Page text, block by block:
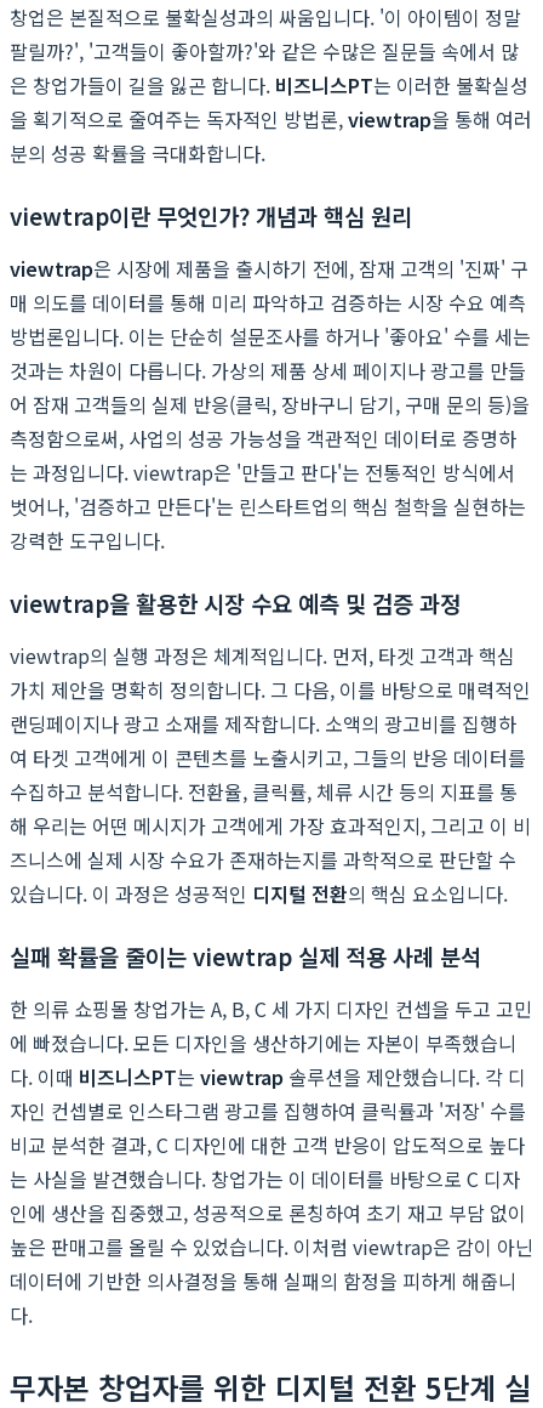
창업은 본질적으로 불확실성과의 싸움입니다. '이 아이템이 정말
팔릴까?', '고객들이 좋아할까?'와 같은 수많은 질문들 속에서 많
은 창업가들이 길을 잃곤 합니다. 비즈니스PT는 이러한 불확실성
을 획기적으로 줄여주는 독자적인 방법론,viewtrap을 통해 여러
분의 성공 확률을 극대화합니다.
viewtrap이란 무엇인가? 개념과 핵심 원리
viewtrap은 시장에 제품을 출시하기 전에, 잠재 고객의 '진짜' 구
매 의도를 데이터를 통해 미리 파악하고 검증하는 시장 수요 예측
방법론입니다. 이는 단순히 설문조사를 하거나 '좋아요' 수를 세는
것과는 차원이 다릅니다. 가상의 제품 상세 페이지나 광고를 만들
어 잠재 고객들의 실제 반응(클릭, 장바구니 담기, 구매 문의 등)을
측정함으로써, 사업의 성공 가능성을 객관적인 데이터로 증명하
는 과정입니다. viewtrap은 '만들고 판다'는 전통적인 방식에서
벗어나, '검증하고 만든다'는 린스타트업의 핵심 철학을 실현하는
강력한 도구입니다.
viewtrap을 활용한 시장 수요 예측 및 검증 과정
viewtrap의 실행 과정은 체계적입니다. 먼저, 타겟 고객과 핵심
가치 제안을 명확히 정의합니다. 그 다음, 이를 바탕으로 매력적인
랜딩페이지나 광고 소재를 제작합니다. 소액의 광고비를 집행하
여 타겟 고객에게 이 콘텐츠를 노출시키고, 그들의 반응 데이터를
수집하고 분석합니다. 전환율, 클릭률, 체류 시간 등의 지표를 통
해 우리는 어떤 메시지가 고객에게 가장 효과적인지, 그리고 이 비
즈니스에 실제 시장 수요가 존재하는지를 과학적으로 판단할 수
있습니다. 이 과정은 성공적인 디지털 전환의 핵심 요소입니다.
실패 확률을 줄이는 viewtrap 실제 적용 사례 분석
한 의류 쇼핑몰 창업가는 A, B, C 세 가지 디자인 컨셉을 두고 고민
에 빠졌습니다. 모든 디자인을 생산하기에는 자본이 부족했습니
다. 이때 비즈니스PT는 viewtrap 솔루션을 제안했습니다. 각 디
자인 컨셉별로 인스타그램 광고를 집행하여 클릭률과 '저장' 수를
비교 분석한 결과, C 디자인에 대한 고객 반응이 압도적으로 높다
는 사실을 발견했습니다. 창업가는 이 데이터를 바탕으로 C 디자
인에 생산을 집중했고, 성공적으로 론칭하여 초기 재고 부담 없이
높은 판매고를 올릴 수 있었습니다. 이처럼 viewtrap은 감이 아닌
데이터에 기반한 의사결정을 통해 실패의 함정을 피하게 해줍니
다.
무자본 창업자를 위한 디지털 전환 5단계 실